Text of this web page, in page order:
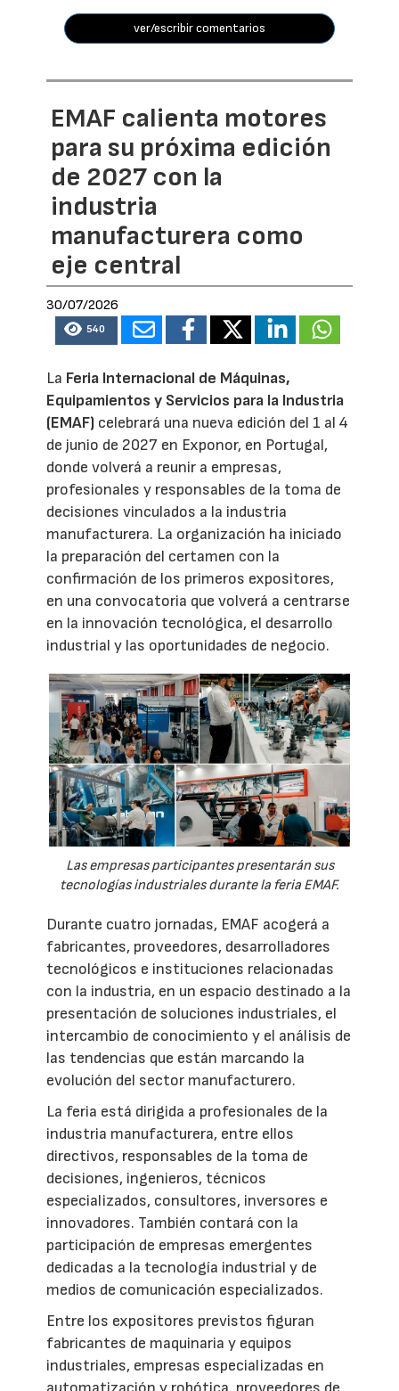
ver/escribir comentarios
EMAF calienta motores
para su próxima edición
de 2027 con la
industria
manufacturera como
eje central
30/07/2026
540
La Feria Internacional de Máquinas,
Equipamientos y Servicios para la Industria
(EMAF) celebrará una nueva edición del 1 al 4
de junio de 2027 en Exponor, en Portugal,
donde volverá a reunir a empresas,
profesionales y responsables de la toma de
decisiones vinculados a la industria
manufacturera. La organización ha iniciado
la preparación del certamen con la
confirmación de los primeros expositores,
en una convocatoria que volverá a centrarse
en la innovación tecnológica, el desarrollo
industrial y las oportunidades de negocio.
Las empresas participantes presentarán sus
tecnologías industriales durante la feria EMAF.
Durante cuatro jornadas, EMAF acogerá a
fabricantes, proveedores, desarrolladores
tecnológicos e instituciones relacionadas
con la industria, en un espacio destinado a la
presentación de soluciones industriales, el
intercambio de conocimiento y el análisis de
las tendencias que están marcando la
evolución del sector manufacturero.
La feria está dirigida a profesionales de la
industria manufacturera, entre ellos
directivos, responsables de la toma de
decisiones, ingenieros, técnicos
especializados, consultores, inversores e
innovadores. También contará con la
participación de empresas emergentes
dedicadas a la tecnología industrial y de
medios de comunicación especializados.
Entre los expositores previstos figuran
fabricantes de maquinaria y equipos
industriales, empresas especializadas en